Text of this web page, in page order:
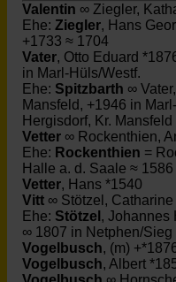
Valentin ∞ Ziegler,
Ehe: Ziegler, Hans
+1733 ≈ 1704
Vater, Otto Eduard
in Marl-Hüls/Westf.
Ehe: Spitzbarth ∞
Mansfeld, +1946 in
Hergisdorf, Kr. Mansfeld
Vetter ∞ Rockenthien,
Ehe: Rockenthien =
Halle a. d. Saale ≈ 1586
Vetter, Hans *1540
Vitt ∞ Stötzel,
Ehe: Stötzel , Johannes
∞ 1807 in Netphen/Sieg
Vogelbusch, (m)
Vogelbusch, Albert